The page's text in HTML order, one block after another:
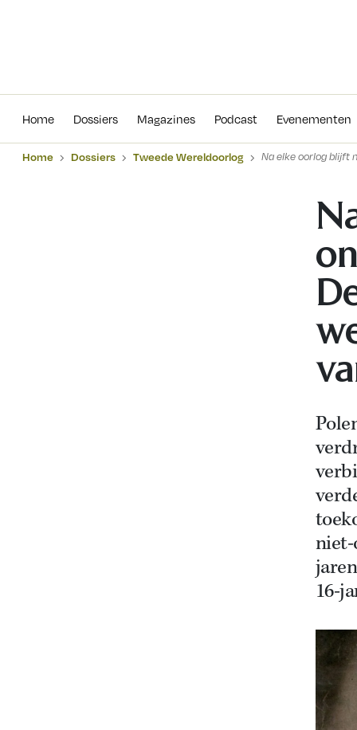
Home Dossiers Magazines Podcast Evenementen
Home Dossiers Tweede Wereldoorlog Na elke oorlog blijft
16-